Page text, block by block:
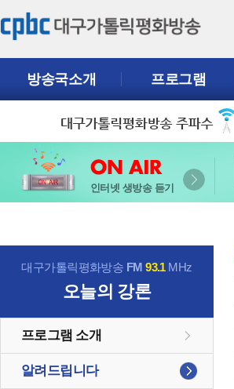
방송국소개 프로그램
인터넷 생방송 듣기
대구가톨릭평화방송 FM93.1MHz
오늘의 강론
프로그램 소개
알려드립니다